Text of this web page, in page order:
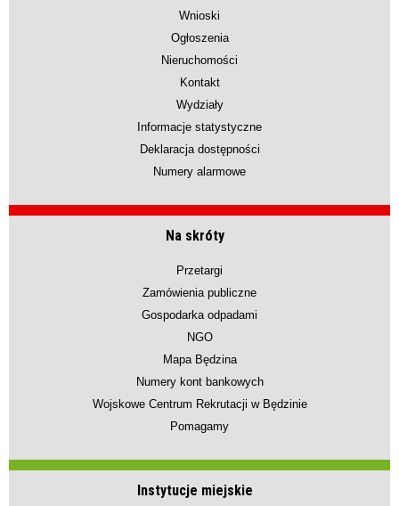
Wnioski
Ogłoszenia
Nieruchomości
Kontakt
Wydziały
Informacje statystyczne
Deklaracja dostępności
Numery alarmowe
Na skróty
Przetargi
Zamówienia publiczne
Gospodarka odpadami
NGO
Mapa Będzina
Numery kont bankowych
Wojskowe Centrum Rekrutacji w Będzinie
Pomagamy
Instytucje miejskie